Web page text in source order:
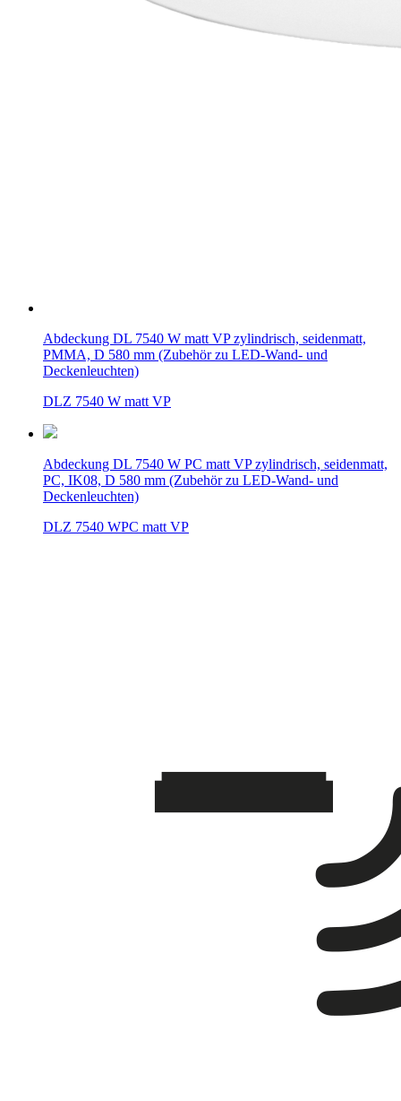
Abdeckung DL 7540 W matt VP zylindrisch, seidenmatt,
PMMA, D 580 mm (Zubehör zu LED-Wand- und
Deckenleuchten)
DLZ 7540 W matt VP
Abdeckung DL 7540 W PC matt VP zylindrisch, seidenmatt,
PC, IK08, D 580 mm (Zubehör zu LED-Wand- und
Deckenleuchten)
DLZ 7540 WPC matt VP